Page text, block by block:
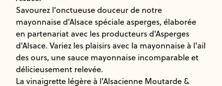
Savourez l'onctueuse douceur de notre
mayonnaise d'Alsace spéciale asperges, élaborée
en partenariat avec les producteurs d'Asperges
d'Alsace. Variez les plaisirs avec la mayonnaise à l'ail
des ours, une sauce mayonnaise incomparable et
délicieusement relevée.
La vinaigrette légère à l'Alsacienne Moutarde &